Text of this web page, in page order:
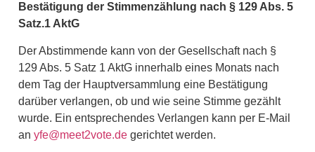
Bestätigung der Stimmenzählung nach § 129 Abs. 5
Satz.1 AktG
Der Abstimmende kann von der Gesellschaft nach §
129 Abs. 5 Satz 1 AktG innerhalb eines Monats nach
dem Tag der Hauptversammlung eine Bestätigung
darüber verlangen, ob und wie seine Stimme gezählt
wurde. Ein entsprechendes Verlangen kann per E-Mail
an yfe@meet2vote.de gerichtet werden.